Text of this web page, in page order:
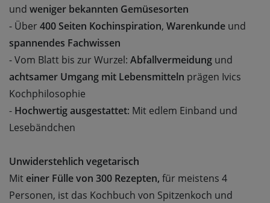
und weniger bekannten Gemüsesorten
- Über400 Seiten Kochinspiration, Warenkunde und
spannendes Fachwissen
- Vom Blatt bis zur Wurzel: Abfallvermeidung und
achtsamer Umgang mit Lebensmitteln prägen Ivics
Kochphilosophie
- Hochwertig ausgestattet: Mit edlem Einband und
Lesebändchen
Unwiderstehlich vegetarisch
Mit einer Fülle von 300 Rezepten, für meistens 4
Personen, ist das Kochbuch von Spitzenkoch und